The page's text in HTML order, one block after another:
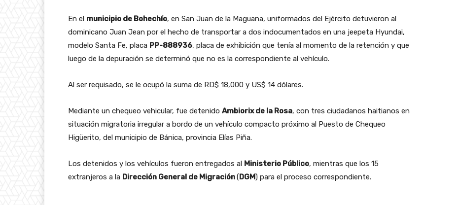
En el municipio de Bohechío, en San Juan de la Maguana, uniformados del Ejército detuvieron al
dominicano Juan Jean por el hecho de transportar a dos indocumentados en una jeepeta Hyundai,
modelo Santa Fe, placa PP-888936, placa de exhibición que tenía al momento de la retención y que
luego de la depuración se determinó que no es la correspondiente al vehículo.
Al ser requisado, se le ocupó la suma de RD$ 18,000 y US$ 14 dólares.
Mediante un chequeo vehicular, fue detenido Ambiorix de la Rosa, con tres ciudadanos haitianos en
situación migratoria irregular a bordo de un vehículo compacto próximo al Puesto de Chequeo
Higüerito, del municipio de Bánica, provincia Elías Piña.
Los detenidos y los vehículos fueron entregados al Ministerio Público, mientras que los 15
extranjeros a la Dirección General de Migración(DGM) para el proceso correspondiente.